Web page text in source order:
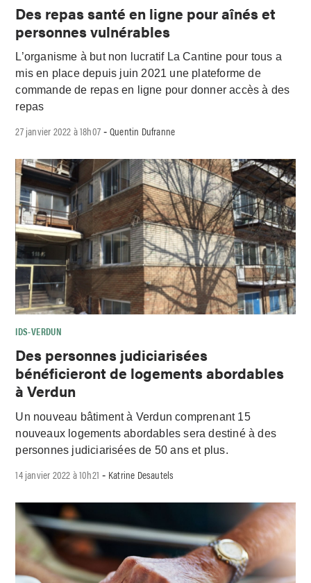
Des repas santé en ligne pour aînés et
personnes vulnérables
L’organisme à but non lucratif La Cantine pour tous a
mis en place depuis juin 2021 une plateforme de
commande de repas en ligne pour donner accès à des
repas
27 janvier 2022 à 18h07 -Quentin Dufranne
IDS-VERDUN
Des personnes judiciarisées
bénéficieront de logements abordables
à Verdun
Un nouveau bâtiment à Verdun comprenant 15
nouveaux logements abordables sera destiné à des
personnes judiciarisées de 50 ans et plus.
14 janvier 2022 à 10h21 - Katrine Desautels